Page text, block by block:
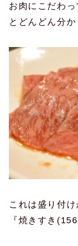
お肉にこだわ
とどんどん分か
これは盛り付
『焼きすき